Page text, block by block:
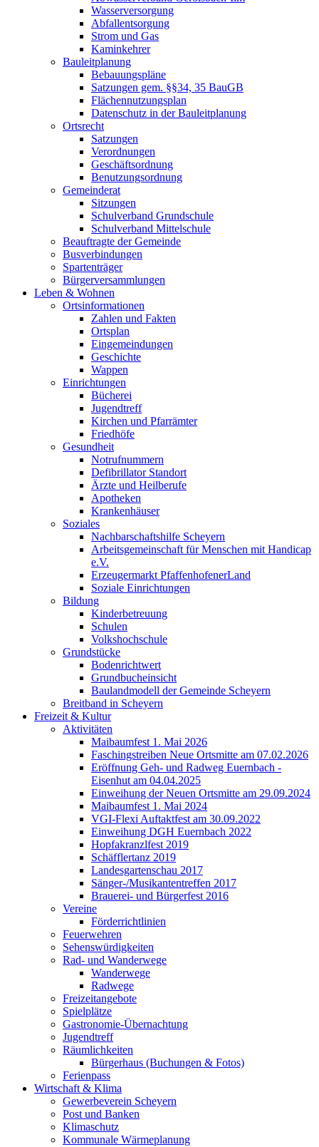
Wasserversorgung
Abfallentsorgung
Strom und Gas
Kaminkehrer
Bauleitplanung
Bebauungspläne
Satzungen gem. §§34, 35 BauGB
Flächennutzungsplan
Datenschutz in der Bauleitplanung
Ortsrecht
Satzungen
Verordnungen
Geschäftsordnung
Benutzungsordnung
Gemeinderat
Sitzungen
Schulverband Grundschule
Schulverband Mittelschule
Beauftragte der Gemeinde
Busverbindungen
Spartenträger
Bürgerversammlungen
Leben & Wohnen
Ortsinformationen
Zahlen und Fakten
Ortsplan
Eingemeindungen
Geschichte
Wappen
Einrichtungen
Bücherei
Jugendtreff
Kirchen und Pfarrämter
Friedhöfe
Gesundheit
Notrufnummern
Defibrillator Standort
Ärzte und Heilberufe
Apotheken
Krankenhäuser
Soziales
Nachbarschaftshilfe Scheyern
Arbeitsgemeinschaft für Menschen mit Handicap
e.V.
Erzeugermarkt PfaffenhofenerLand
Soziale Einrichtungen
Bildung
Kinderbetreuung
Schulen
Volkshochschule
Grundstücke
Bodenrichtwert
Grundbucheinsicht
Baulandmodell der Gemeinde Scheyern
Breitband in Scheyern
Freizeit & Kultur
Aktivitäten
Maibaumfest 1. Mai 2026
Faschingstreiben Neue Ortsmitte am 07.02.2026
Eröffnung Geh- und Radweg Euernbach -
Eisenhut am 04.04.2025
Einweihung der Neuen Ortsmitte am 29.09.2024
Maibaumfest 1. Mai 2024
VGI-Flexi Auftaktfest am 30.09.2022
Einweihung DGH Euernbach 2022
Hopfakranzlfest 2019
Schäfflertanz 2019
Landesgartenschau 2017
Sänger-/Musikantentreffen 2017
Brauerei- und Bürgerfest 2016
Vereine
Förderrichtlinien
Feuerwehren
Sehenswürdigkeiten
Rad- und Wanderwege
Wanderwege
Radwege
Freizeitangebote
Spielplätze
Gastronomie-Übernachtung
Jugendtreff
Räumlichkeiten
Bürgerhaus (Buchungen & Fotos)
Ferienpass
Wirtschaft & Klima
Gewerbeverein Scheyern
Post und Banken
Klimaschutz
Kommunale Wärmeplanung